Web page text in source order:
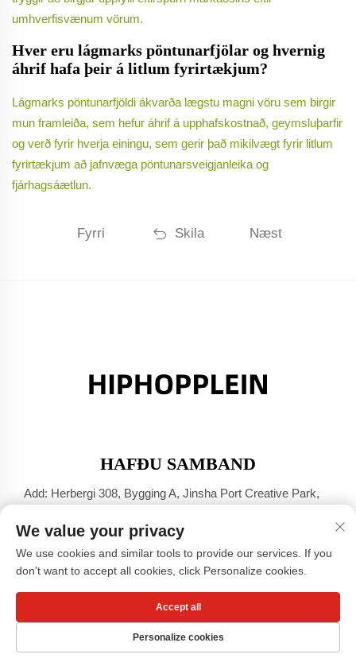
umhverfisvænum vörum.
Hver eru lágmarks pöntunarfjölar og hvernig
áhrif hafa þeir á litlum fyrirtækjum?
Lágmarks pöntunarfjöldi ákvarða lægstu magni vöru sem birgir
mun framleiða, sem hefur áhrif á upphafskostnað, geymsluþarfir
og verð fyrir hverja einingu, sem gerir það mikilvægt fyrir litlum
fyrirtækjum að jafnvæga pöntunarsveigjanleika og
fjárhagsáætlun.
Fyrri Skila Næst
HAFÐU SAMBAND
Add: Herbergi 308, Bygging A, Jinsha Port Creative Park,
Sími:+86-17304049586
Netfang:[email protected]
Höfundarréttur © Guangzhou Xiaohongshu fötun hf. -
persónuupplýsingar
We value your privacy
We use cookies and similar tools to provide our services. If you
don't want to accept all cookies, click Personalize cookies.
Personalize cookies
Accept all